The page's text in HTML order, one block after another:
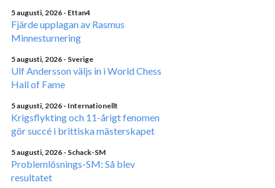
5 augusti, 2026 - Ettan4
Fjärde upplagan av Rasmus
Minnesturnering
5 augusti, 2026 - Sverige
Ulf Andersson väljs in i World Chess
Hall of Fame
5 augusti, 2026 - Internationellt
Krigsflykting och 11-årigt fenomen
gör succé i brittiska mästerskapet
5 augusti, 2026 - Schack-SM
Problemlösnings-SM: Så blev
resultatet